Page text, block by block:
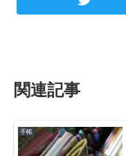
関連記事
手帳